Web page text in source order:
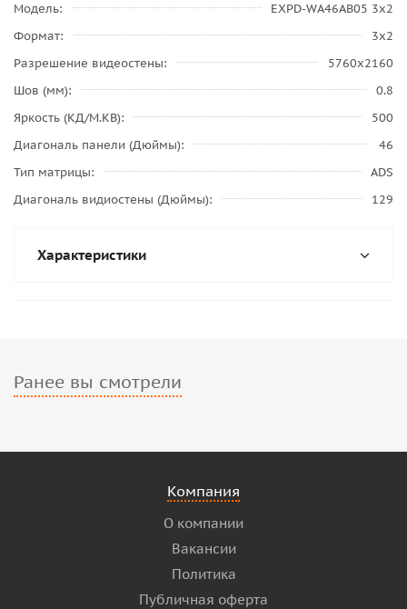
Модель
EXPD-WA46AB05 3х2
Формат
3x2
Разрешение видеостены
5760x2160
Шов (мм)
0.8
Яркость (КД/М.КВ)
500
Диагональ панели (Дюймы)
46
Тип матрицы
ADS
Диагональ видиостены (Дюймы)
129
Характеристики
Ранее вы смотрели
Компания
О компании
Вакансии
Политика
Публичная оферта